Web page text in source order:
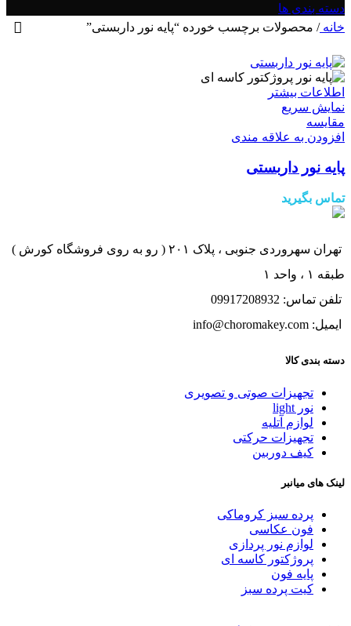
دسته بندی ها
خانه/ محصولات برچسب خورده “پایه نور داربستی”
اطلاعات بیشتر
نمایش سریع
مقايسه
افزودن به علاقه مندی
پایه نور داربستی
تماس بگیرید
تهران سهروردی جنوبی ، پلاک ۲۰۱ ( رو به روی فروشگاه کورش )
طبقه ۱ ، واحد ۱
تلفن تماس: 09917208932
ایمیل: info@choromakey.com
دسته بندی کالا
تجهیزات صوتی و تصویری
نور light
لوازم آتلیه
تجهیزات حرکتی
کیف دوربین
لینک های میانبر
پرده سبز کروماکی
فون عکاسی
لوازم نور پردازی
پروژکتور کاسه ای
پایه فون
کیت پرده سبز